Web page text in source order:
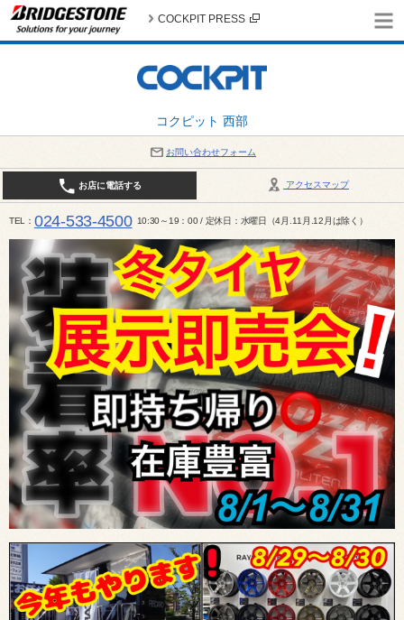
コクピット 西部
COCKPIT PRESS
お問い合わせフォーム
アクセスマップ
お店に電話する
TEL 024-533-4500 10:30～19：00 / 定休日：水曜日（4月.11月.12月